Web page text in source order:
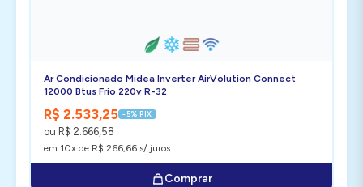
Ar Condicionado Midea Inverter AirVolution Connect
12000 Btus Frio 220v R-32
R$ 2.533,25 -5% PIX
ou R$ 2.666,58
em 10x de R$ 266,66 s/ juros
Comprar